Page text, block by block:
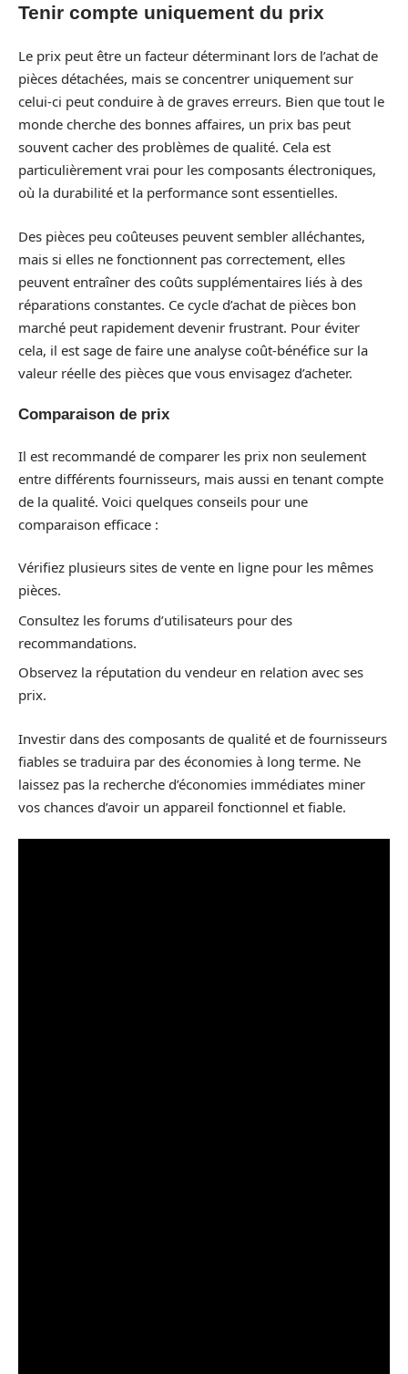
Tenir compte uniquement du prix
Le prix peut être un facteur déterminant lors de l’achat de
pièces détachées, mais se concentrer uniquement sur
celui-ci peut conduire à de graves erreurs. Bien que tout le
monde cherche des bonnes affaires, un prix bas peut
souvent cacher des problèmes de qualité. Cela est
particulièrement vrai pour les composants électroniques,
où la durabilité et la performance sont essentielles.
Des pièces peu coûteuses peuvent sembler alléchantes,
mais si elles ne fonctionnent pas correctement, elles
peuvent entraîner des coûts supplémentaires liés à des
réparations constantes. Ce cycle d’achat de pièces bon
marché peut rapidement devenir frustrant. Pour éviter
cela, il est sage de faire une analyse coût-bénéfice sur la
valeur réelle des pièces que vous envisagez d’acheter.
Comparaison de prix
Il est recommandé de comparer les prix non seulement
entre différents fournisseurs, mais aussi en tenant compte
de la qualité. Voici quelques conseils pour une
comparaison efficace :
Vérifiez plusieurs sites de vente en ligne pour les mêmes
pièces.
Consultez les forums d’utilisateurs pour des
recommandations.
Observez la réputation du vendeur en relation avec ses
prix.
Investir dans des composants de qualité et de fournisseurs
fiables se traduira par des économies à long terme. Ne
laissez pas la recherche d’économies immédiates miner
vos chances d’avoir un appareil fonctionnel et fiable.